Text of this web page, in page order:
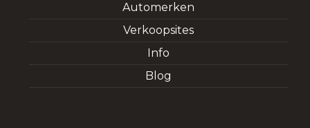
Automerken
Verkoopsites
Info
Blog